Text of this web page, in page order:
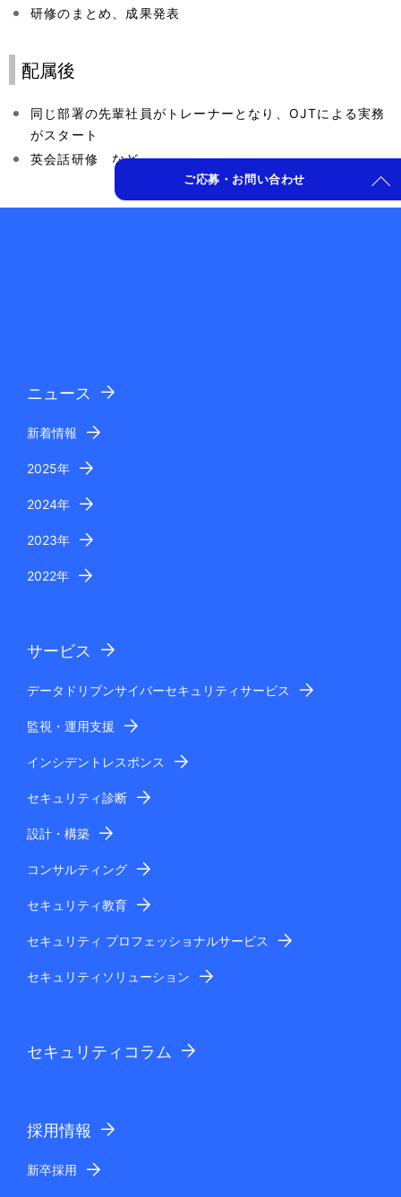
研修のまとめ、成果発表
配属後
同じ部署の先輩社員がトレーナーとなり、OJTによる実務
がスタート
英会話研修 など
ご応募・お問い合わせ
ニュース
新着情報
2025年
2024年
2023年
2022年
サービス
データドリブンサイバーセキュリティサービス
監視・運用支援
インシデントレスポンス
セキュリティ診断
設計・構築
コンサルティング
セキュリティ教育
セキュリティ プロフェッショナルサービス
セキュリティソリューション
セキュリティコラム
採用情報
新卒採用